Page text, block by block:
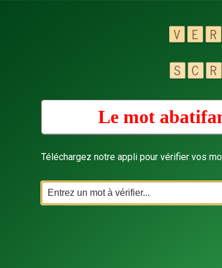
Le mot
Téléchargez notre appli pour vérifier vos